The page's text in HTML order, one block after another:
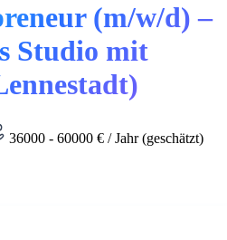
(m/w/d) –
Studio mit
36000 - 60000 € / Jahr (geschätzt)